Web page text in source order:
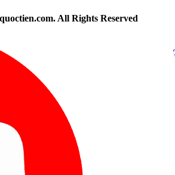
All Rights Reserved
(8h00 - 21h30)
(8h00 -